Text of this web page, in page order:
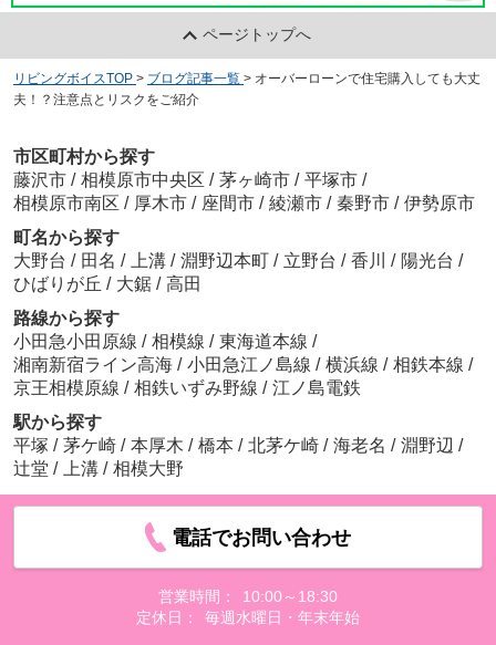
ページトップへ
リビングボイスTOP > ブログ記事一覧 > オーバーローンで住宅購入しても大丈
夫！？注意点とリスクをご紹介
市区町村から探す
藤沢市 / 相模原市中央区 / 茅ヶ崎市 / 平塚市 /
相模原市南区 / 厚木市 / 座間市 / 綾瀬市 / 秦野市 / 伊勢原市
町名から探す
大野台 / 田名 / 上溝 / 淵野辺本町 / 立野台 / 香川 / 陽光台 /
ひばりが丘 / 大鋸 / 高田
路線から探す
小田急小田原線 / 相模線 / 東海道本線 /
湘南新宿ライン高海 / 小田急江ノ島線 / 横浜線 / 相鉄本線 /
京王相模原線 / 相鉄いずみ野線 / 江ノ島電鉄
駅から探す
平塚 / 茅ケ崎 / 本厚木 / 橋本 / 北茅ケ崎 / 海老名 / 淵野辺 /
辻堂 / 上溝 / 相模大野
電話でお問い合わせ
営業時間：
10:00～18:30
定休日：
毎週水曜日・年末年始